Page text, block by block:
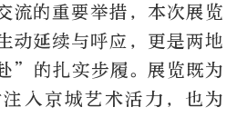
流的重要举措，本次展览
动延续与呼应，更是两地
”的扎实步履。展览既为
入京城艺术活力，也为